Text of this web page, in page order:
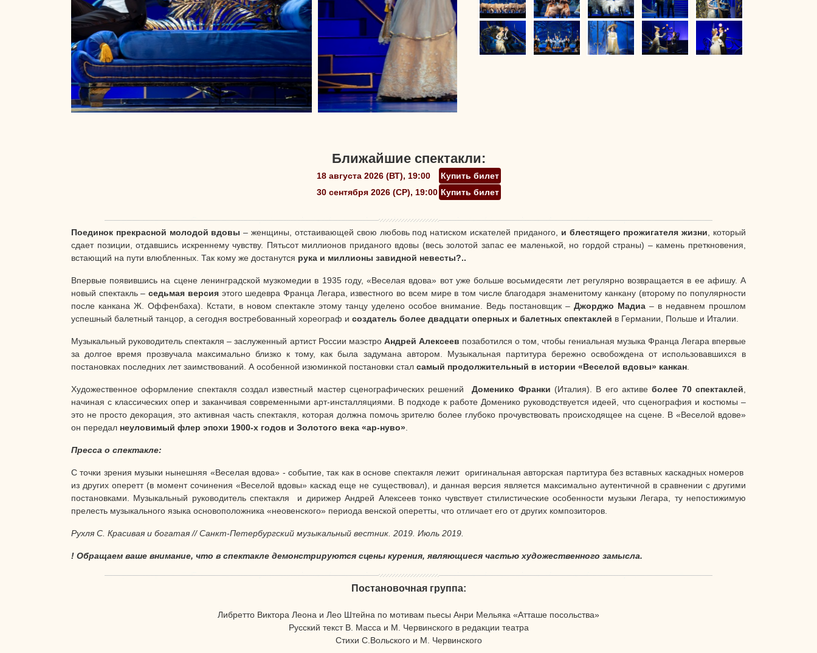
Ближайшие спектакли:
18 августа 2026 (ВТ), 19:00
Купить билет
30 сентября 2026 (СР), 19:00 Купить билет
Поединок прекрасной молодой вдовы – женщины, отстаивающей свою любовь под натиском искателей приданого, и блестящего прожигателя жизни , который
сдает позиции, отдавшись искреннему чувству. Пятьсот миллионов приданого вдовы (весь золотой запас ее маленькой, но гордой страны) – камень преткновения,
встающий на пути влюбленных. Так кому же достанутся рука и миллионы завидной невесты?..
Впервые появившись на сцене ленинградской музкомедии в 1935 году, «Веселая вдова» вот уже больше восьмидесяти лет регулярно возвращается в ее афишу. А
новый спектакль –седьмая версияэтого шедевра Франца Легара, известного во всем мире в том числе благодаря знаменитому канкану (второму по популярности
после канкана Ж. Оффенбаха). Кстати, в новом спектакле этому танцу уделено особое внимание. Ведь постановщик – Джорджо Мадиа – в недавнем прошлом
успешный балетный танцор, а сегодня востребованный хореограф и создатель более двадцати оперных и балетных спектаклей в Германии, Польше и Италии.
Музыкальный руководитель спектакля – заслуженный артист России маэстро Андрей Алексеев позаботился о том, чтобы гениальная музыка Франца Легара впервые
за долгое время прозвучала максимально близко к тому, как была задумана автором. Музыкальная партитура бережно освобождена от использовавшихся в
постановках последних лет заимствований. А особенной изюминкой постановки стал самый продолжительный в истории «Веселой вдовы» канкан
Художественное оформление спектакля создал известный мастер сценографических решений Доменико Франки (Италия). В его активеболее 70 спектаклей
начиная с классических опер и заканчивая современными арт-инсталляциями. В подходе к работе Доменико руководствуется идеей, что сценография и костюмы –
это не просто декорация, это активная часть спектакля, которая должна помочь зрителю более глубоко прочувствовать происходящее на сцене. В «Веселой вдове»
он передал неуловимый флер эпохи 1900-х годов и Золотого века «ар-нуво»
Пресса о спектакле:
С точки зрения музыки нынешняя «Веселая вдова» - событие, так как в основе спектакля лежит оригинальная авторская партитура без вставных каскадных номеров
из других оперетт (в момент сочинения «Веселой вдовы» каскад еще не существовал), и данная версия является максимально аутентичной в сравнении с другими
постановками. Музыкальный руководитель спектакля и дирижер Андрей Алексеев тонко чувствует стилистические особенности музыки Легара, ту непостижимую
прелесть музыкального языка основоположника «неовенского» периода венской оперетты, что отличает его от других композиторов.
Рухля С. Красивая и богатая // Санкт-Петербургский музыкальный вестник. 2019. Июль 2019.
! Обращаем ваше внимание, что в спектакле демонстрируются сцены курения, являющиеся частью художественного замысла.
Постановочная группа:
Либретто Виктора Леона и Лео Штейна по мотивам пьесы Анри Мельяка «Атташе посольства»
Русский текст В. Масса и М. Червинского в редакции театра
Стихи С.Вольского и М. Червинского